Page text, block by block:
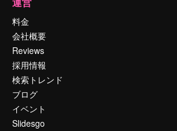
料金
会社概要
Reviews
採用情報
検索トレンド
ブログ
イベント
Slidesgo